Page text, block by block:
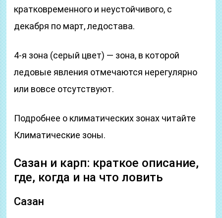
кратковременного и неустойчивого, с
декабря по март, ледостава.
4-я зона (серый цвет) — зона, в которой
ледовые явления отмечаются нерегулярно
или вовсе отсутствуют.
Подробнее о климатических зонах читайте
Климатические зоны.
Сазан и карп: краткое описание,
где, когда и на что ловить
Сазан